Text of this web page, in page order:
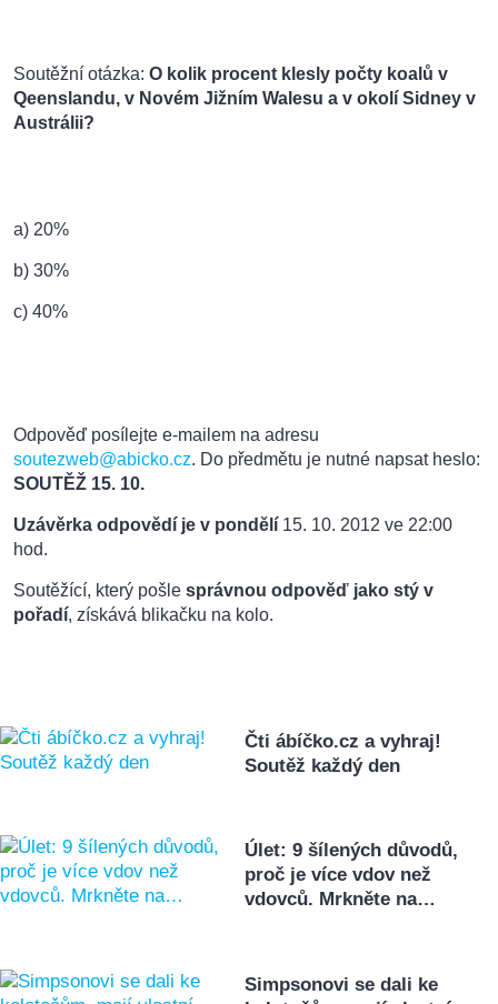
Soutěžní otázka: O kolik procent klesly počty koalů v
Qeenslandu, v Novém Jižním Walesu a v okolí Sidney v
Austrálii?
a) 20%
b) 30%
c) 40%
Odpověď posílejte e-mailem na adresu
soutezweb@abicko.cz. Do předmětu je nutné napsat heslo:
SOUTĚŽ 15. 10.
Uzávěrka odpovědí je v pondělí 15. 10. 2012 ve 22:00
hod.
Soutěžící, který pošle správnou odpověď jako stý v
pořadí, získává blikačku na kolo.
Čti ábíčko.cz a vyhraj!
Soutěž každý den
Úlet: 9 šílených důvodů,
proč je více vdov než
vdovců. Mrkněte na…
Simpsonovi se dali ke